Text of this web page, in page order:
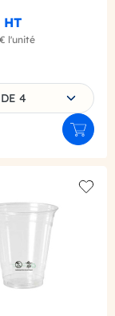
HT
l'unité
une déclinaison
4